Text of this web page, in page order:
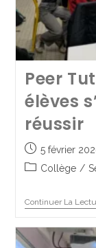
Peer
élèves
réussir
5 février
Collège /
Continuer La
nos
25 avril 2025
Continuer La